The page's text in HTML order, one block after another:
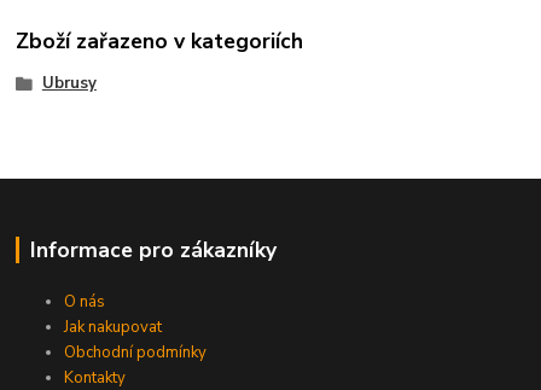
Zboží zařazeno v kategoriích
Ubrusy
Informace pro zákazníky
O nás
Jak nakupovat
Obchodní podmínky
Kontakty